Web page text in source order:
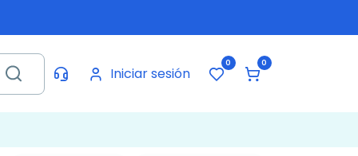
Iniciar sesión
0 0